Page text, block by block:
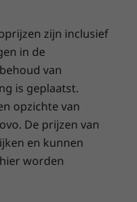
vast achter je
werk doet.
2e generatie
Ultra
ultrabooks
zijn inclusief
in de
van
is geplaatst.
opzichte van
De prijzen van
en kunnen
worden